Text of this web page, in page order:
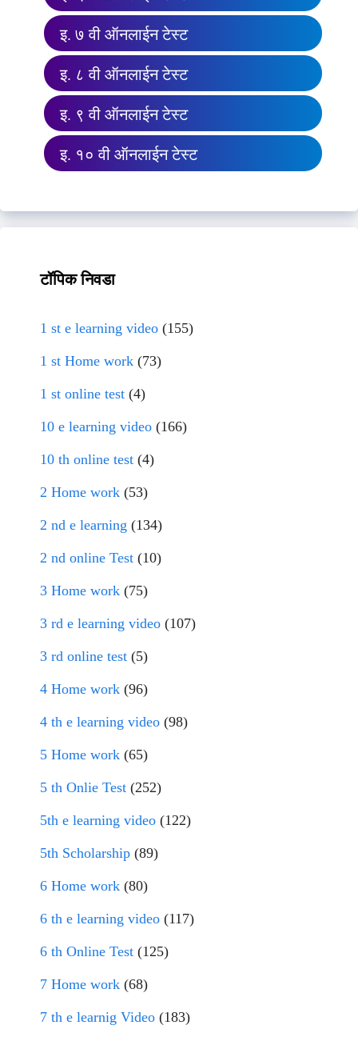
इ. ७ वी ऑनलाईन टेस्ट
इ. ८ वी ऑनलाईन टेस्ट
इ. ९ वी ऑनलाईन टेस्ट
इ. १० वी ऑनलाईन टेस्ट
टॉपिक निवडा
1 st e learning video (155)
1 st Home work (73)
1 st online test (4)
10 e learning video (166)
10 th online test (4)
2 Home work (53)
2 nd e learning (134)
2 nd online Test (10)
3 Home work (75)
3 rd e learning video (107)
3 rd online test (5)
4 Home work (96)
4 th e learning video (98)
5 Home work (65)
5 th Onlie Test (252)
5th e learning video (122)
5th Scholarship (89)
6 Home work (80)
6 th e learning video (117)
6 th Online Test (125)
7 Home work (68)
7 th e learnig Video (183)